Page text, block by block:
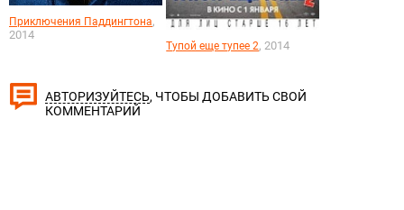
Приключения Паддингтона,
2014
Тупой еще тупее 2, 2014
АВТОРИЗУЙТЕСЬ, ЧТОБЫ ДОБАВИТЬ СВОЙ
КОММЕНТАРИЙ